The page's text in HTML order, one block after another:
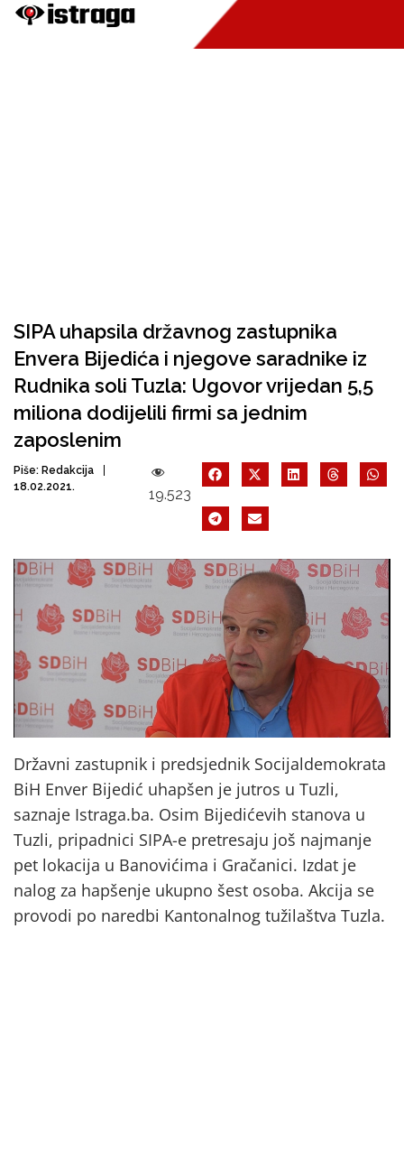
SIPA uhapsila državnog zastupnika
Envera Bijedića i njegove saradnike iz
Rudnika soli Tuzla: Ugovor vrijedan 5,5
miliona dodijelili firmi sa jednim
zaposlenim
Piše: Redakcija
18.02.2021.
19.523
Državni zastupnik i predsjednik Socijaldemokrata
BiH Enver Bijedić uhapšen je jutros u Tuzli,
saznaje Istraga.ba. Osim Bijedićevih stanova u
Tuzli, pripadnici SIPA-e pretresaju još najmanje
pet lokacija u Banovićima i Gračanici. Izdat je
nalog za hapšenje ukupno šest osoba. Akcija se
provodi po naredbi Kantonalnog tužilaštva Tuzla.